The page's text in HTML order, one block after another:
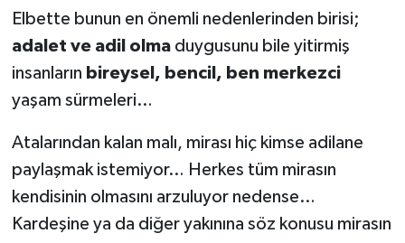
Elbette bunun en önemli nedenlerinden birisi;
adalet ve adil olmaduygusunu bile yitirmiş
insanların bireysel, bencil, ben merkezci
yaşam sürmeleri…
Atalarından kalan malı, mirası hiç kimse adilane
paylaşmak istemiyor… Herkes tüm mirasın
kendisinin olmasını arzuluyor nedense…
Kardeşine ya da diğer yakınına söz konusu mirasın